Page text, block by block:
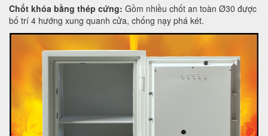
Chốt khóa bằng thép cứng: Gồm nhiều chốt an toàn Ø30 được
bố trí 4 hướng xung quanh cửa, chống nạy phá két.